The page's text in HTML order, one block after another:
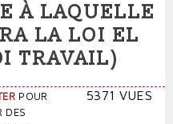
À LAQUELLE
LA LOI EL
TRAVAIL)
POUR
DES
5371 VUES